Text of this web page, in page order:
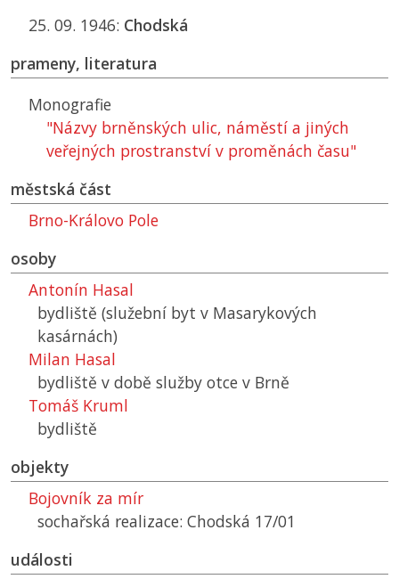
25. 09. 1946: Chodská
prameny, literatura
Monografie
"Názvy brněnských ulic, náměstí a jiných
veřejných prostranství v proměnách času"
městská část
Brno-Královo Pole
osoby
Antonín Hasal
bydliště (služební byt v Masarykových
kasárnách)
Milan Hasal
bydliště v době služby otce v Brně
Tomáš Kruml
bydliště
objekty
Bojovník za mír
sochařská realizace: Chodská 17/01
události